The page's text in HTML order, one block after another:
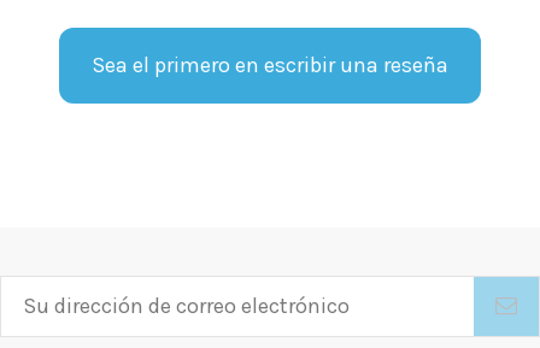
Sea el primero en escribir una reseña